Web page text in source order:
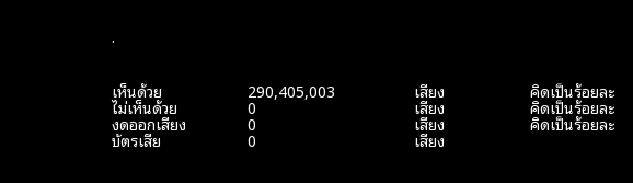
.
เห็นด้วย 290,405,003 เสียง คิดเป็นร้อยละ
ไม่เห็นด้วย 0 เสียง คิดเป็นร้อยละ
งดออกเสียง 0 เสียง คิดเป็นร้อยละ
บัตรเสีย 0 เสียง